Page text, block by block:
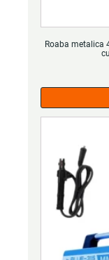
Roaba metalica